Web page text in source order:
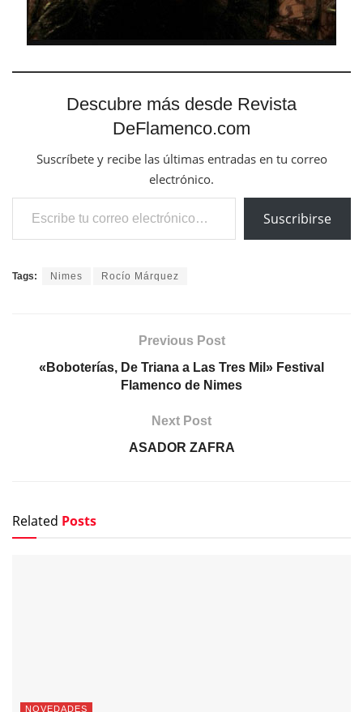
Descubre más desde Revista
DeFlamenco.com
Suscríbete y recibe las últimas entradas en tu correo
electrónico.
Escribe tu correo electrónico…
Suscribirse
Tags: Nimes Rocío Márquez
Previous Post
«Boboterías, De Triana a Las Tres Mil» Festival
Flamenco de Nimes
Next Post
ASADOR ZAFRA
Related Posts
NOVEDADES